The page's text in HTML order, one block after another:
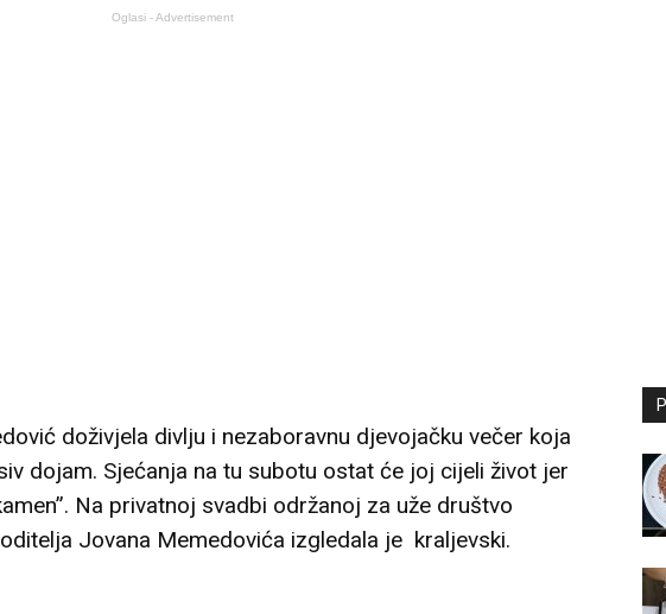
Oglasi - Advertisement
doživjela divlju i nezaboravnu djevojačku večer koja
dojam. Sjećanja na tu subotu ostat će joj cijeli život jer
Na privatnoj svadbi održanoj za uže društvo
Jovana Memedovića izgledala je kraljevski.